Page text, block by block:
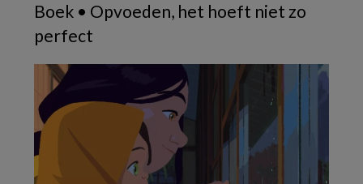
Boek • Opvoeden, het hoeft niet zo
perfect